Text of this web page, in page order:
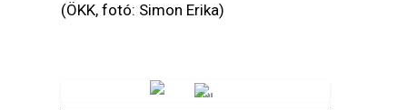
(ÖKK, fotó: Simon Erika)